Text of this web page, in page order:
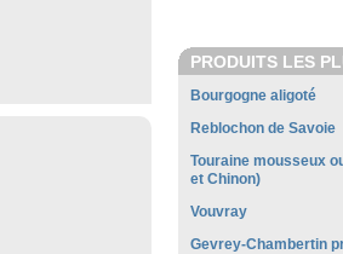
PRODUITS LES
Bourgogne aligoté
Reblochon de Savoie
Touraine mousseux
et Chinon)
Vouvray
Gevrey-Chambertin